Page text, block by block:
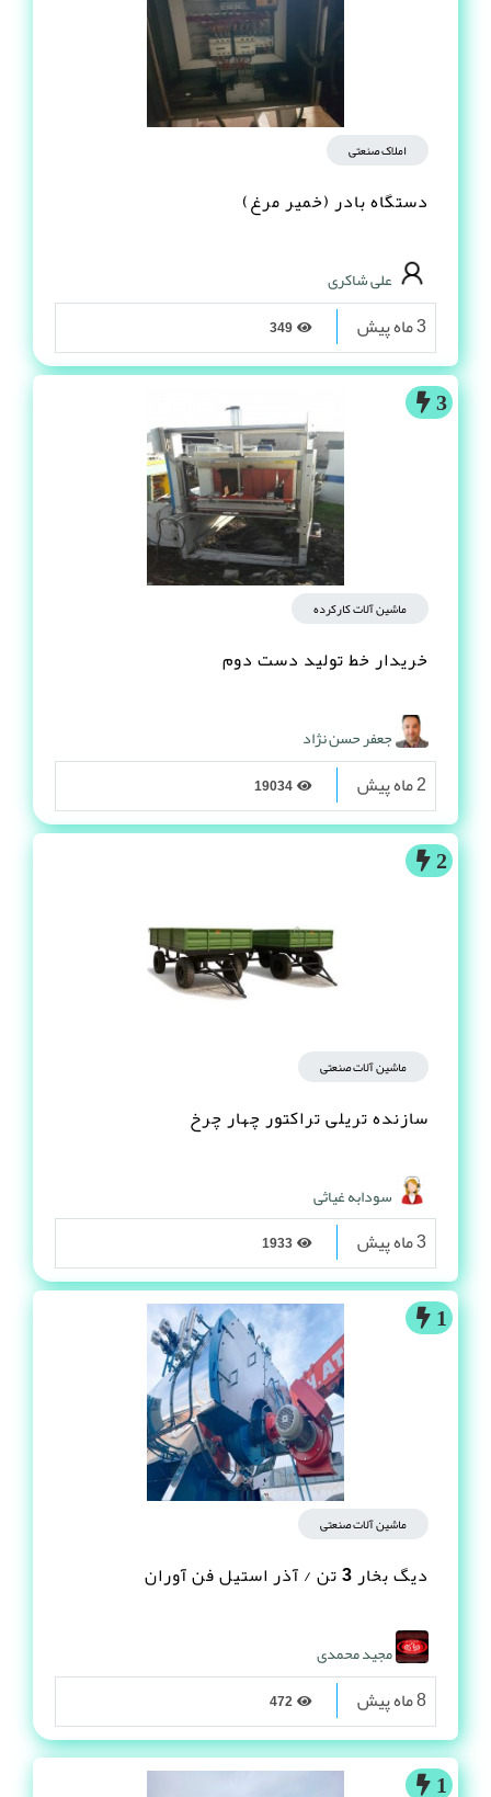
املاک صنعتی
دستگاه بادر (خمیر مرغ)
علی شاکری
3 ماه پیش
3
ماشین آلات کارکرده
خریدار خط تولید دست دوم
جعفر حسن نژاد
2 ماه پیش
2
ماشین آلات صنعتی
سازنده تریلی تراکتور چهار چرخ
سودابه غیاثی
3 ماه پیش
1
ماشین آلات صنعتی
دیگ بخار 3 تن / آذر استیل فن آوران
مجید محمدی
8 ماه پیش
1